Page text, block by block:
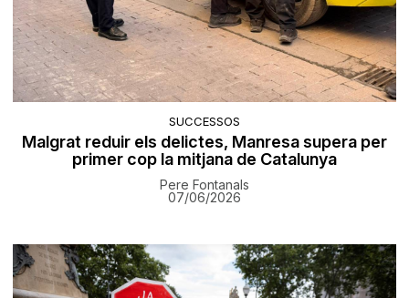
SUCCESSOS
Malgrat reduir els delictes, Manresa supera per
primer cop la mitjana de Catalunya
Pere Fontanals
07/06/2026